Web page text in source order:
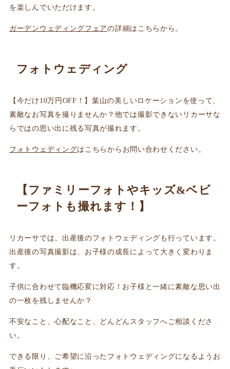
を楽しんでいただけます。
ガーデンウェディングフェアの詳細はこちらから。
フォトウェディング
【今だけ10万円OFF！】葉山の美しいロケーションを使って、
素敵なお写真を撮りませんか？他では撮影できないリカーサな
らではの思い出に残る写真が撮れます。
フォトウェディングはこちらからお問い合わせください。
【ファミリーフォトやキッズ&ベビ
ーフォトも撮れます！】
リカーサでは、出産後のフォトウェディングも行っています。
出産後の写真撮影は、お子様の成長によって大きく変わりま
す。
子供に合わせて臨機応変に対応！お子様と一緒に素敵な思い出
の一枚を残しませんか？
不安なこと、心配なこと、どんどんスタッフへご相談くださ
い。
できる限り、ご希望に沿ったフォトウェディングになるようお